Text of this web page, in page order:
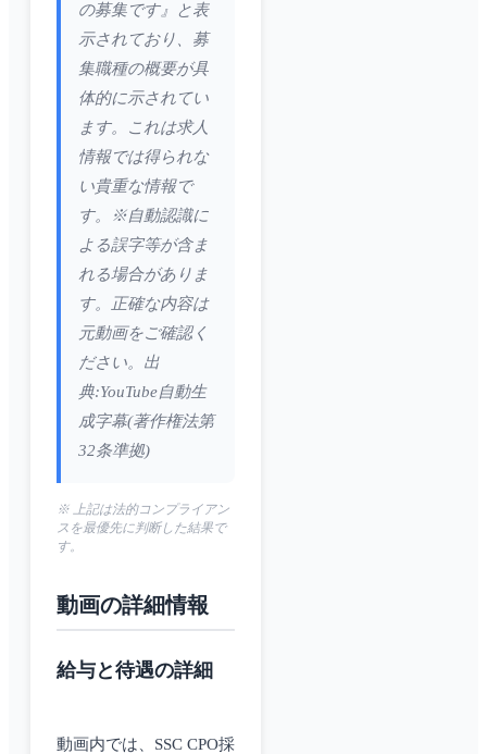
の募集です』と表
示されており、募
集職種の概要が具
体的に示されてい
ます。これは求人
情報では得られな
い貴重な情報で
す。※自動認識に
よる誤字等が含ま
れる場合がありま
す。正確な内容は
元動画をご確認く
ださい。出
典:YouTube自動生
成字幕(著作権法第
32条準拠)
※ 上記は法的コンプライアン
スを最優先に判断した結果で
す。
動画の詳細情報
給与と待遇の詳細
動画内では、SSC CPO採